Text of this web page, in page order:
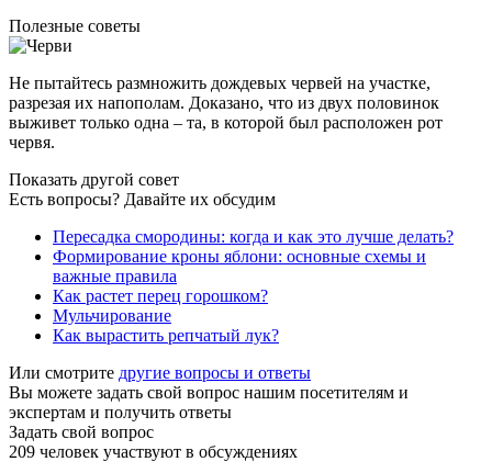
Полезные советы
Не пытайтесь размножить дождевых червей на участке,
разрезая их напополам. Доказано, что из двух половинок
выживет только одна – та, в которой был расположен рот
червя.
Показать другой совет
Есть вопросы? Давайте их обсудим
Пересадка смородины: когда и как это лучше делать?
Формирование кроны яблони: основные схемы и
важные правила
Как растет перец горошком?
Мульчирование
Как вырастить репчатый лук?
Или смотрите другие вопросы и ответы
Вы можете задать свой вопрос нашим посетителям и
экспертам и получить ответы
Задать свой вопрос
209 человек участвуют в обсуждениях